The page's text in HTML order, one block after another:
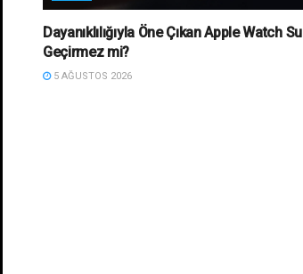
Dayanıklılığıyla Öne Çıkan Apple Watch Su
Geçirmez mi?
5 AĞUSTOS 2026